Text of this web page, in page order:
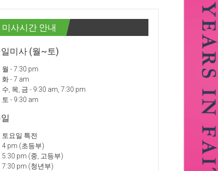
미사시간 안내
미사 (월~토)
월 - 7:30 pm
화 - 7 am
수, 목, 금 - 9:30 am, 7:30 pm
토 - 9:30 am
토요일 특전
4 pm (초등부)
5:30 pm (중, 고등부)
7:30 pm (청년부)